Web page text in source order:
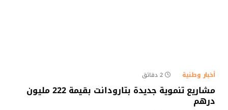
أخبار وطنية 2 دقائق
مشاريع تنموية جديدة بتارودانت بقيمة 222 مليون
درهم